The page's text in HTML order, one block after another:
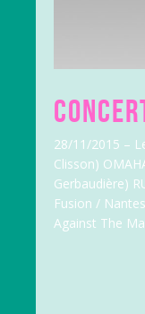
28/11/2015 –
Clisson)
Gerbaudière)
Fusion /
Against The